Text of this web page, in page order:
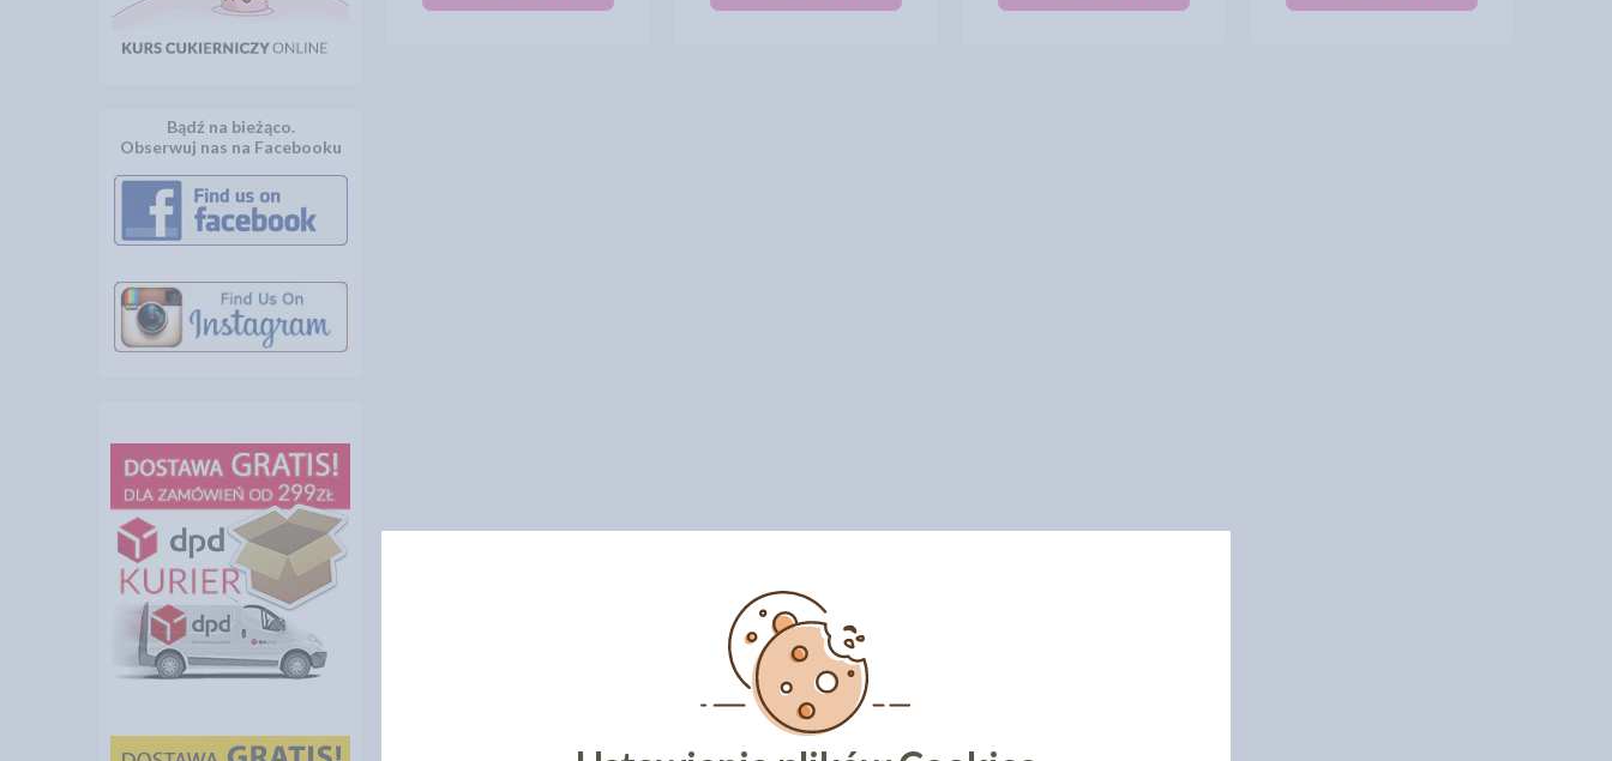
Bądź na bieżąco.
Obserwuj nas na Facebooku